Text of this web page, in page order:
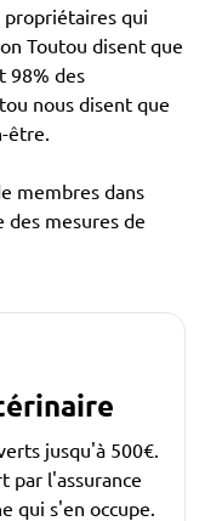
qui
Toutou disent que
98% des
nous disent que
être.
membres dans
des mesures de
jusqu'à 500€.
par l'assurance
qui s'en occupe.